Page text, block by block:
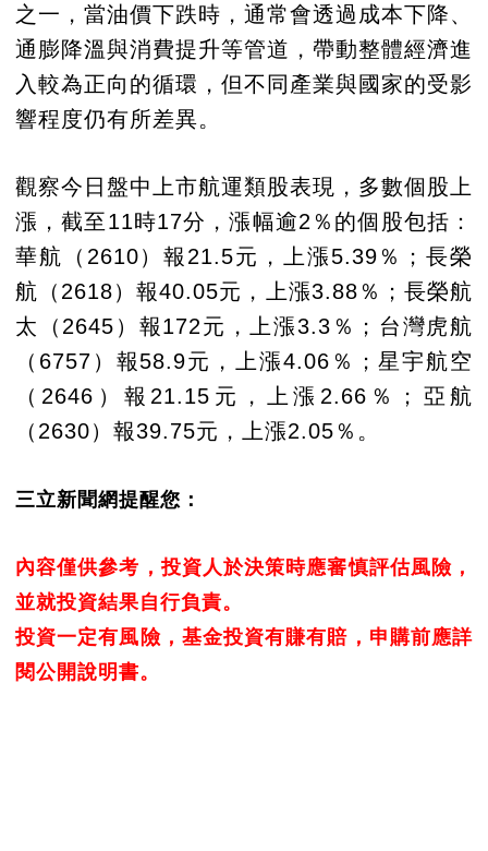
之一，當油價下跌時，通常會透過成本下降、
通膨降溫與消費提升等管道，帶動整體經濟進
入較為正向的循環，但不同產業與國家的受影
響程度仍有所差異。
觀察今日盤中上市航運類股表現，多數個股上
漲，截至11時17分，漲幅逾2％的個股包括：
華航（2610）報21.5元，上漲5.39％；長榮
航（2618）報40.05元，上漲3.88％；長榮航
太（2645）報172元，上漲3.3％；台灣虎航
（6757）報58.9元，上漲4.06％；星宇航空
（2646）報21.15元，上漲2.66％；亞航
（2630）報39.75元，上漲2.05％。
三立新聞網提醒您：
內容僅供參考，投資人於決策時應審慎評估風險，
並就投資結果自行負責。
投資一定有風險，基金投資有賺有賠，申購前應詳
閱公開說明書。